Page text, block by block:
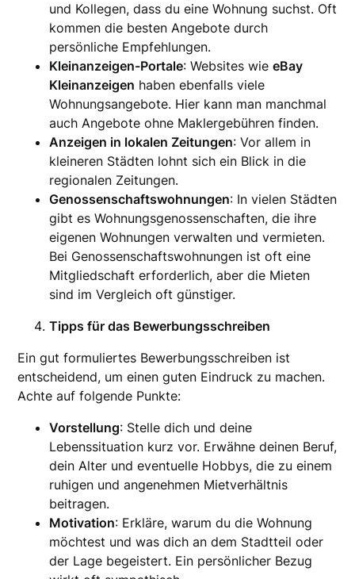
und Kollegen, dass du eine Wohnung suchst. Oft
kommen die besten Angebote durch
persönliche Empfehlungen.
Kleinanzeigen-Portale: Websites wieeBay
Kleinanzeigen haben ebenfalls viele
Wohnungsangebote. Hier kann man manchmal
auch Angebote ohne Maklergebühren finden.
Anzeigen in lokalen Zeitungen: Vor allem in
kleineren Städten lohnt sich ein Blick in die
regionalen Zeitungen.
Genossenschaftswohnungen: In vielen Städten
gibt es Wohnungsgenossenschaften, die ihre
eigenen Wohnungen verwalten und vermieten.
Bei Genossenschaftswohnungen ist oft eine
Mitgliedschaft erforderlich, aber die Mieten
sind im Vergleich oft günstiger.
Tipps für das Bewerbungsschreiben
Ein gut formuliertes Bewerbungsschreiben ist
entscheidend, um einen guten Eindruck zu machen.
Achte auf folgende Punkte:
Vorstellung: Stelle dich und deine
Lebenssituation kurz vor. Erwähne deinen Beruf,
dein Alter und eventuelle Hobbys, die zu einem
ruhigen und angenehmen Mietverhältnis
beitragen.
Motivation: Erkläre, warum du die Wohnung
möchtest und was dich an dem Stadtteil oder
der Lage begeistert. Ein persönlicher Bezug